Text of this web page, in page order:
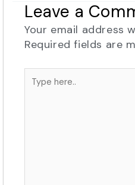
Leave a
Your email address
Required fields are
Type
here..